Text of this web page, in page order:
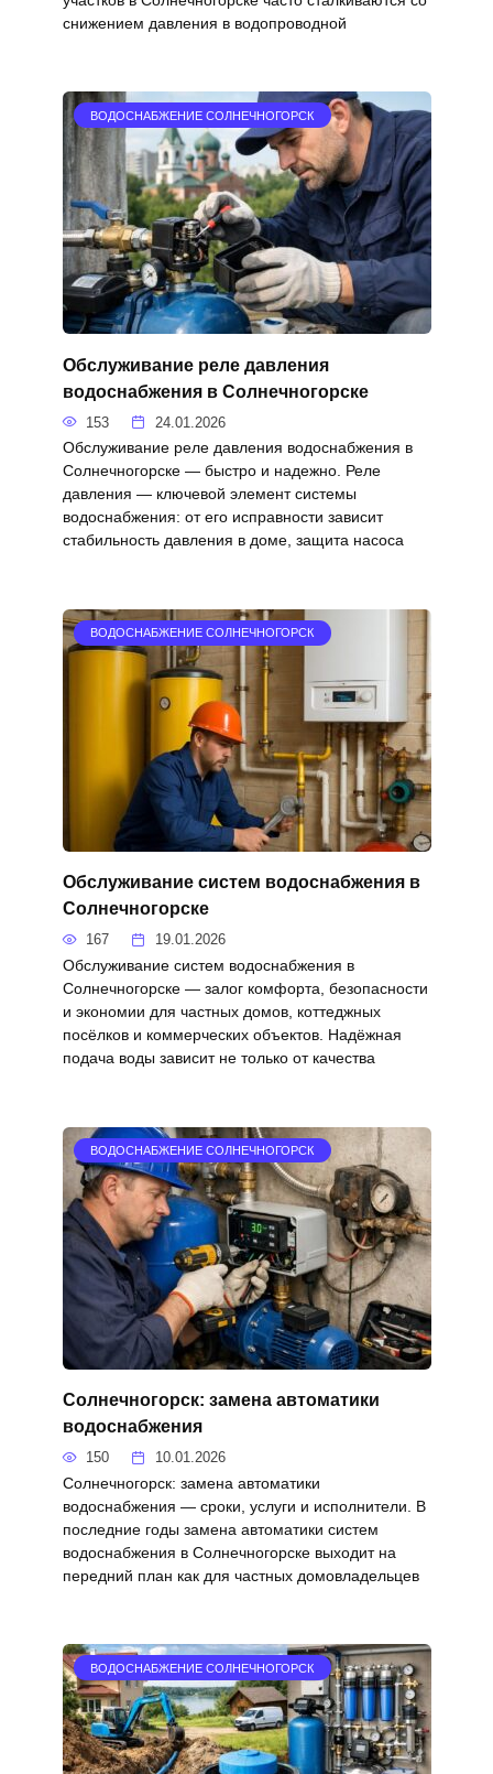
снижением давления в водопроводной
ВОДОСНАБЖЕНИЕ СОЛНЕЧНОГОРСК
Обслуживание реле давления
водоснабжения в Солнечногорске
153 24.01.2026
Обслуживание реле давления водоснабжения в
Солнечногорске — быстро и надежно. Реле
давления — ключевой элемент системы
водоснабжения: от его исправности зависит
стабильность давления в доме, защита насоса
ВОДОСНАБЖЕНИЕ СОЛНЕЧНОГОРСК
Обслуживание систем водоснабжения в
Солнечногорске
167 19.01.2026
Обслуживание систем водоснабжения в
Солнечногорске — залог комфорта, безопасности
и экономии для частных домов, коттеджных
посёлков и коммерческих объектов. Надёжная
подача воды зависит не только от качества
ВОДОСНАБЖЕНИЕ СОЛНЕЧНОГОРСК
Солнечногорск: замена автоматики
водоснабжения
150 10.01.2026
Солнечногорск: замена автоматики
водоснабжения — сроки, услуги и исполнители. В
последние годы замена автоматики систем
водоснабжения в Солнечногорске выходит на
передний план как для частных домовладельцев
ВОДОСНАБЖЕНИЕ СОЛНЕЧНОГОРСК